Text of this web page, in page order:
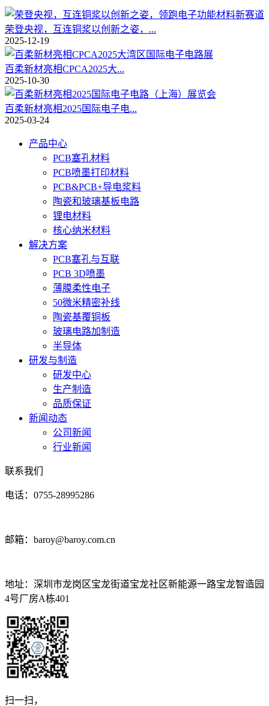
荣登央视，互连铜浆以创新之姿，...
2025-12-19
百柔新材亮相CPCA2025大...
2025-10-30
百柔新材亮相2025国际电子电...
2025-03-24
产品中心
PCB塞孔材料
PCB喷墨打印材料
PCB&PCB+导电浆料
陶瓷和玻璃基板电路
锂电材料
核心纳米材料
解决方案
PCB塞孔与互联
PCB 3D喷墨
薄膜柔性电子
50微米精密补线
陶瓷基覆铜板
玻璃电路加制造
半导体
研发与制造
研发中心
生产制造
品质保证
新闻动态
公司新闻
行业新闻
联系我们
电话：0755-28995286
邮箱：baroy@baroy.com.cn
地址：深圳市龙岗区宝龙街道宝龙社区新能源一路宝龙智造园
4号厂房A栋401
扫一扫，